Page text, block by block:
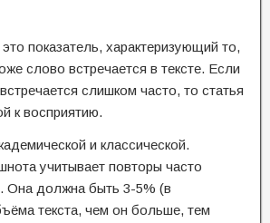
показатель, характеризующий то,
слово встречается в тексте. Если
слишком часто, то статья
к восприятию.
и классической.
учитывает повторы часто
Она должна быть 3-5% (в
текста, чем он больше, тем